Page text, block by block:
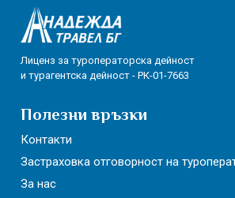
Лиценз за туроператорска дейност
и турагентска дейност - РК-01-7663
Полезни връзки
Контакти
Застраховка отговорност на
За нас